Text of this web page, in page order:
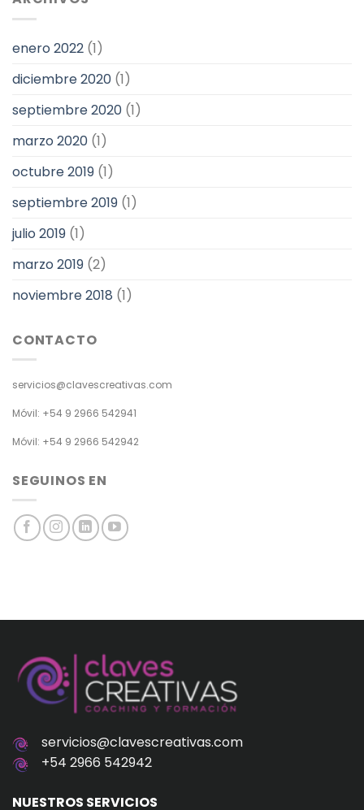
enero 2022 (1)
diciembre 2020 (1)
septiembre 2020 (1)
marzo 2020 (1)
octubre 2019 (1)
septiembre 2019 (1)
julio 2019 (1)
marzo 2019 (2)
noviembre 2018 (1)
CONTACTO
servicios@clavescreativas.com
Móvil: +54 9 2966 542941
Móvil: +54 9 2966 542942
SEGUINOS EN
servicios@clavescreativas.com
+54 2966 542942
NUESTROS SERVICIOS